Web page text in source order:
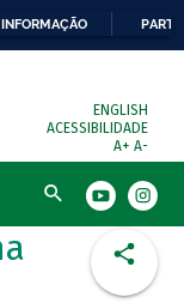
ENGLISH
ACESSIBILIDADE
A+ A-
Busca